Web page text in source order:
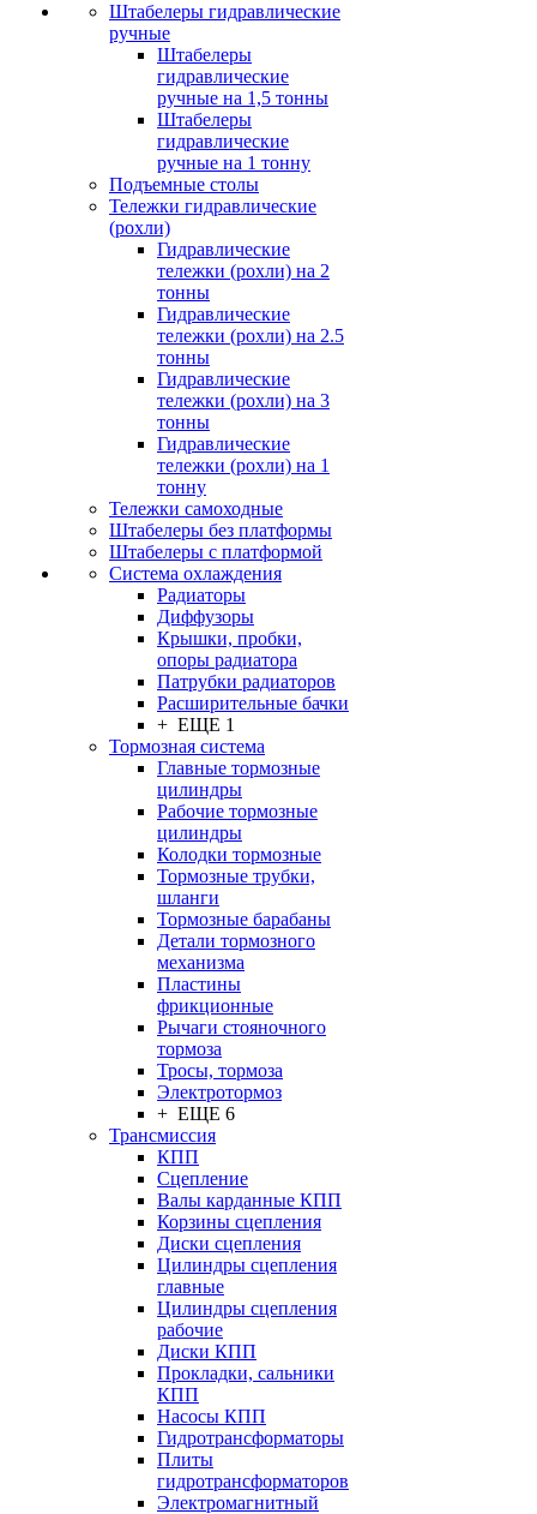
Штабелеры гидравлические
ручные
Штабелеры
гидравлические
ручные на 1,5 тонны
Штабелеры
гидравлические
ручные на 1 тонну
Подъемные столы
Тележки гидравлические
(рохли)
Гидравлические
тележки (рохли) на 2
тонны
Гидравлические
тележки (рохли) на 2.5
тонны
Гидравлические
тележки (рохли) на 3
тонны
Гидравлические
тележки (рохли) на 1
тонну
Тележки самоходные
Штабелеры без платформы
Штабелеры с платформой
Система охлаждения
Радиаторы
Диффузоры
Крышки, пробки,
опоры радиатора
Патрубки радиаторов
Расширительные бачки
+ ЕЩЕ 1
Тормозная система
Главные тормозные
цилиндры
Рабочие тормозные
цилиндры
Колодки тормозные
Тормозные трубки,
шланги
Тормозные барабаны
Детали тормозного
механизма
Пластины
фрикционные
Рычаги стояночного
тормоза
Тросы, тормоза
Электротормоз
+ ЕЩЕ 6
Трансмиссия
КПП
Сцепление
Валы карданные КПП
Корзины сцепления
Диски сцепления
Цилиндры сцепления
главные
Цилиндры сцепления
рабочие
Диски КПП
Прокладки, сальники
КПП
Насосы КПП
Гидротрансформаторы
Плиты
гидротрансформаторов
Электромагнитный